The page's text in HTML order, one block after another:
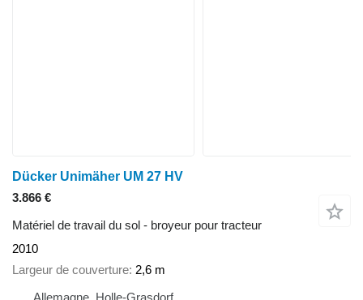
Dücker Unimäher UM 27 HV
3.866 €
Matériel de travail du sol - broyeur pour tracteur
2010
Largeur de couverture 2,6 m